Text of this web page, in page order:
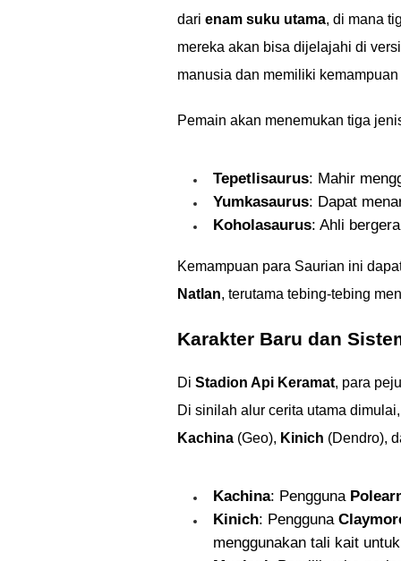
dari enam suku utama, di mana
mereka akan bisa dijelajahi di
manusia dan memiliki
Pemain akan menemukan tiga
Tepetlisaurus: Mahir
Yumkasaurus: Dapat
Koholasaurus: Ahli
Kemampuan para Saurian ini
Natlan, terutama tebing-tebing
Karakter Baru dan
Di Stadion Api Keramat, para
Di sinilah alur cerita utama
Kachina (Geo), Kinich (Dendro),
Kachina: Pengguna
Kinich: Pengguna
menggunakan tali kait